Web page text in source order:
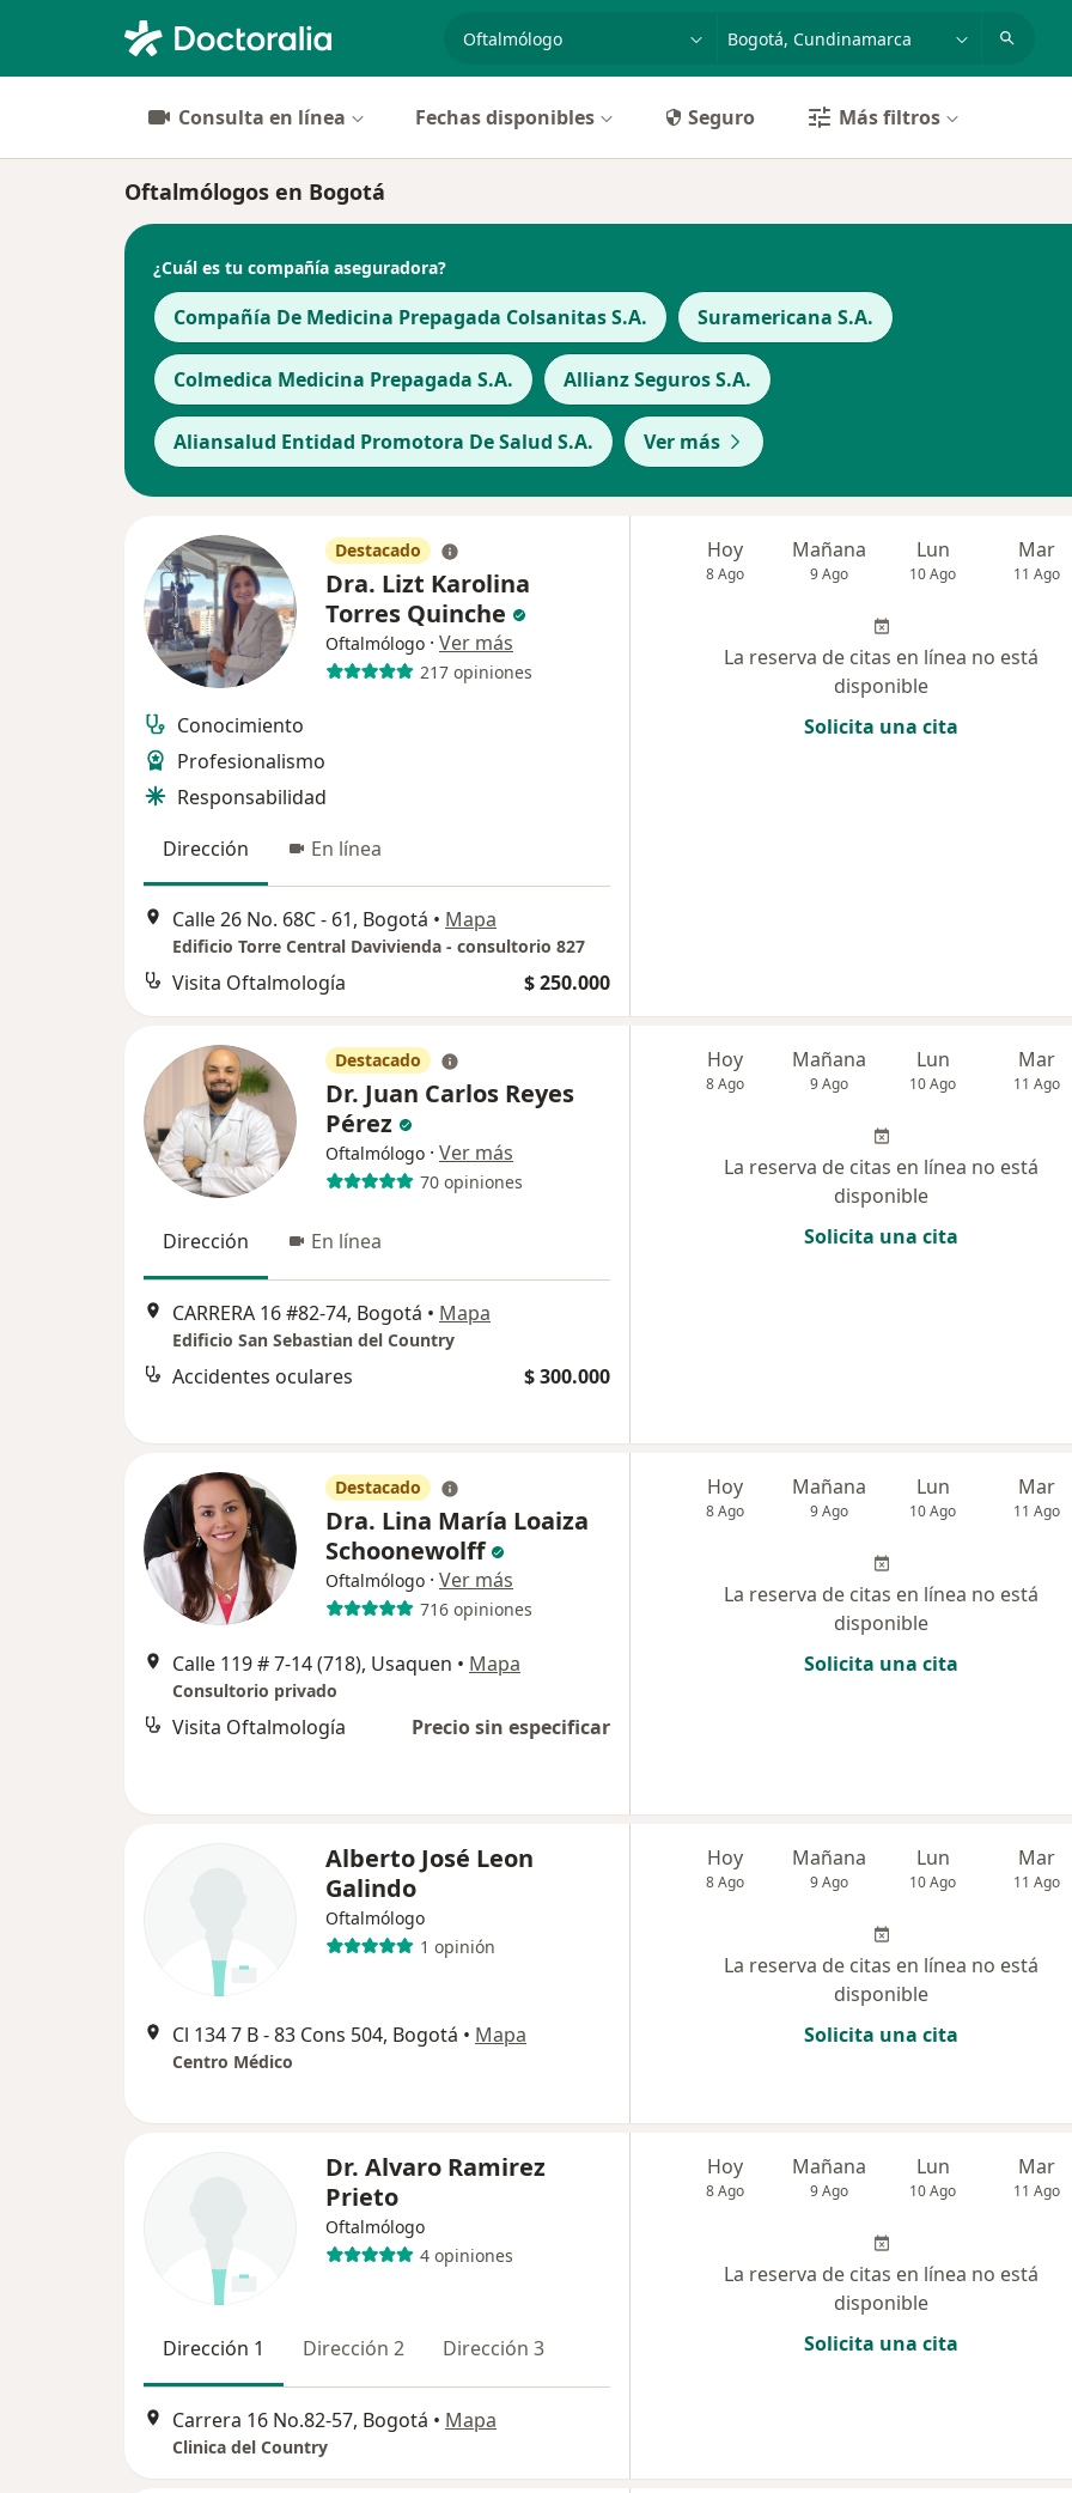
especialidad, enfermedad o nombre
p. ej. Bogotá
Consulta en línea Fechas disponibles Seguro Más filtros
Oftalmólogos en Bogotá
¿Cuál es tu compañía aseguradora?
Compañía De Medicina Prepagada Colsanitas S.A. Suramericana S.A.
Colmedica Medicina Prepagada S.A. Allianz Seguros S.A.
Aliansalud Entidad Promotora De Salud S.A. Ver más
Destacado
Dra. Lizt Karolina
Torres Quinche
Oftalmólogo · Ver más
217 opiniones
Conocimiento
Profesionalismo
Responsabilidad
Dirección
En línea
Calle 26 No. 68C - 61, Bogotá • Mapa
Edificio Torre Central Davivienda - consultorio 827
Visita Oftalmología $ 250.000
Hoy
8 Ago
Mañana
9 Ago
Lun
10 Ago
Mar
11 Ago
La reserva de citas en línea no está
disponible
Solicita una cita
Destacado
Dr. Juan Carlos Reyes
Pérez
Oftalmólogo · Ver más
70 opiniones
Dirección En línea
CARRERA 16 #82-74, Bogotá • Mapa
Edificio San Sebastian del Country
Accidentes oculares $ 300.000
Hoy
8 Ago
Mañana
9 Ago
Lun
10 Ago
Mar
11 Ago
La reserva de citas en línea no está
disponible
Solicita una cita
Destacado
Dra. Lina María Loaiza
Schoonewolff
Oftalmólogo · Ver más
716 opiniones
Calle 119 # 7-14 (718), Usaquen • Mapa
Consultorio privado
Visita Oftalmología Precio sin especificar
Hoy
8 Ago
Mañana
9 Ago
Lun
10 Ago
Mar
11 Ago
La reserva de citas en línea no está
disponible
Solicita una cita
Alberto José Leon
Galindo
Oftalmólogo
1 opinión
Cl 134 7 B - 83 Cons 504, Bogotá • Mapa
Centro Médico
Hoy
8 Ago
Mañana
9 Ago
Lun
10 Ago
Mar
11 Ago
La reserva de citas en línea no está
disponible
Solicita una cita
Dr. Alvaro Ramirez
Prieto
Oftalmólogo
4 opiniones
Dirección 1 Dirección 2 Dirección 3
Carrera 16 No.82-57, Bogotá • Mapa
Clinica del Country
Hoy
8 Ago
Mañana
9 Ago
Lun
10 Ago
Mar
11 Ago
La reserva de citas en línea no está
disponible
Solicita una cita